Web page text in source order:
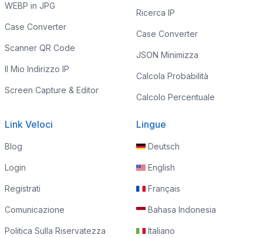
WEBP in JPG
Case Converter
Scanner QR Code
Il Mio Indirizzo IP
Screen Capture & Editor
Ricerca IP
Case Converter
JSON Minimizza
Calcola Probabilità
Calcolo Percentuale
Link Veloci
Blog
Login
Registrati
Comunicazione
Politica Sulla Riservatezza
Lingue
Deutsch
English
Français
Bahasa Indonesia
Italiano